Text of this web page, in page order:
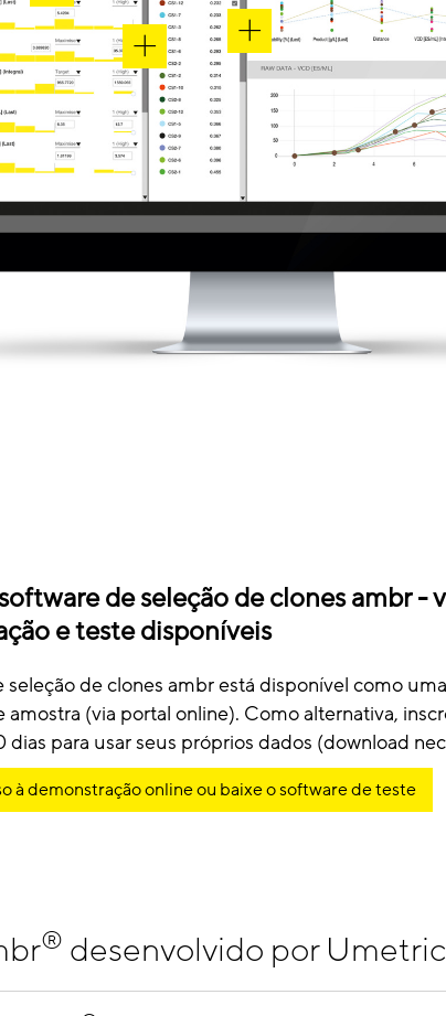
de seleção de clones ambr -
e teste disponíveis
seleção de clones ambr está disponível como
amostra (via portal online). Como alternativa,
para usar seus próprios dados (download
à demonstração online ou baixe o software de teste
® desenvolvido por